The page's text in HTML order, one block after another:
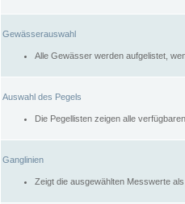
Gewässerauswahl
Alle Gewässer werden aufgelistet,
Auswahl des Pegels
Die Pegellisten zeigen alle
Ganglinien
Zeigt die ausgewählten Messwerte